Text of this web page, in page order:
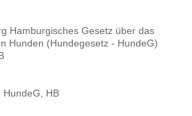
Hamburgisches Gesetz über das
Hunden (Hundegesetz - HundeG)
HundeG, HB